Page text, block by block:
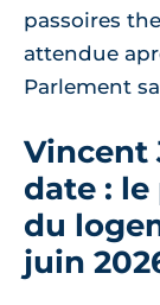
passoires
attendue
Parlement
Vincent
date :
du
juin